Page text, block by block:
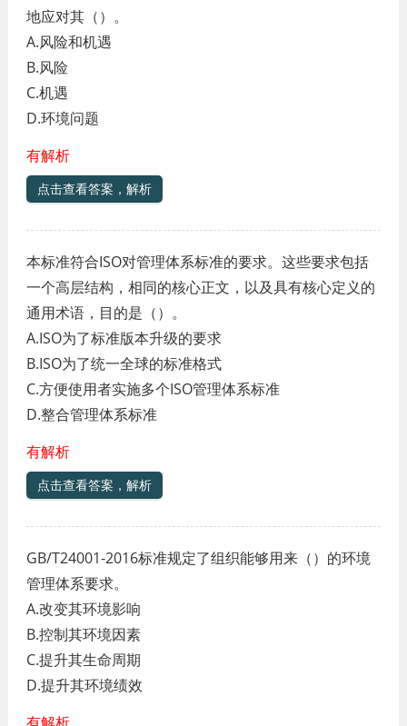
地应对其（）。
A.风险和机遇
B.风险
C.机遇
D.环境问题
有解析
点击查看答案，解析
本标准符合ISO对管理体系标准的要求。这些要求包括
一个高层结构，相同的核心正文，以及具有核心定义的
通用术语，目的是（）。
A.ISO为了标准版本升级的要求
B.ISO为了统一全球的标准格式
C.方便使用者实施多个ISO管理体系标准
D.整合管理体系标准
有解析
点击查看答案，解析
GB/T24001-2016标准规定了组织能够用来（）的环境
管理体系要求。
A.改变其环境影响
B.控制其环境因素
C.提升其生命周期
D.提升其环境绩效